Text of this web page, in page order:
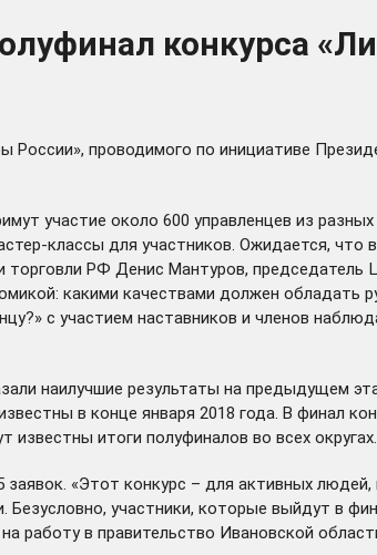
конкурса
России», проводимого по инициативе
участие около 600 управленцев из
классы для участников. Ожидается, что
РФ Денис Мантуров, председатель
какими качествами должен обладать
с участием наставников и членов
наилучшие результаты на предыдущем
в конце января 2018 года. В финал
итоги полуфиналов во всех округах.
«Этот конкурс – для активных
Безусловно, участники, которые выйдут в
работу в правительство Ивановской